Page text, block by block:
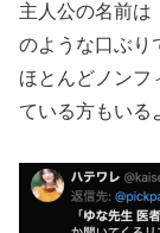
主人公の名前は
のような口ぶり
ほとんどノンフ
ている方もいる